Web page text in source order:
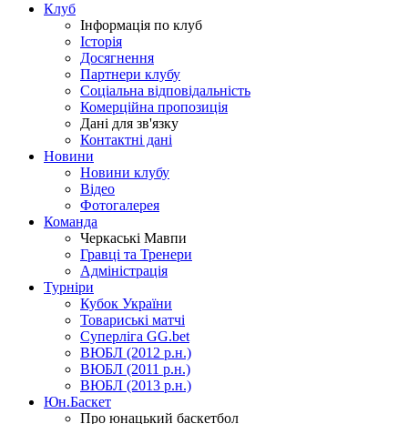
Клуб
Інформація по клуб
Історія
Досягнення
Партнери клубу
Соціальна відповідальність
Комерційна пропозиція
Дані для зв'язку
Контактні дані
Новини
Новини клубу
Відео
Фотогалерея
Команда
Черкаські Мавпи
Гравці та Тренери
Адміністрація
Турніри
Кубок України
Товариські матчі
Суперліга GG.bet
ВЮБЛ (2012 р.н.)
ВЮБЛ (2011 р.н.)
ВЮБЛ (2013 р.н.)
Юн.Баскет
Про юнацький баскетбол